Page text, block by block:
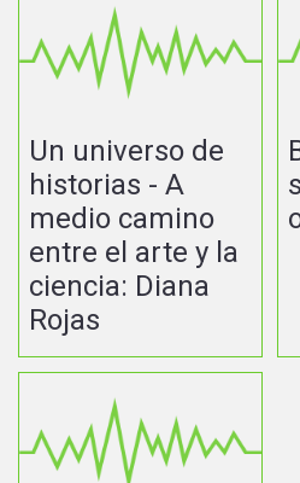
Un universo de
historias - A
medio camino
entre el arte y la
ciencia: Diana
Rojas